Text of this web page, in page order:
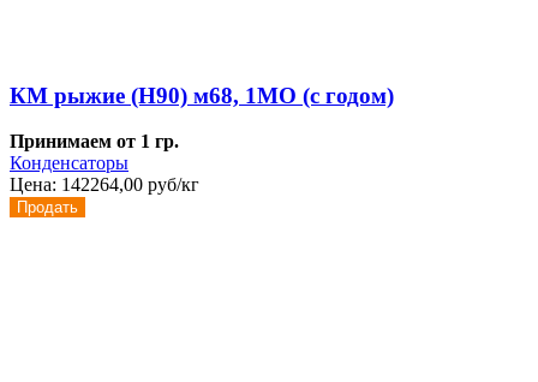
КМ рыжие (Н90) м68, 1МО (с годом)
Принимаем от 1 гр.
Конденсаторы
Цена: 142264,00 руб/кг
Продать